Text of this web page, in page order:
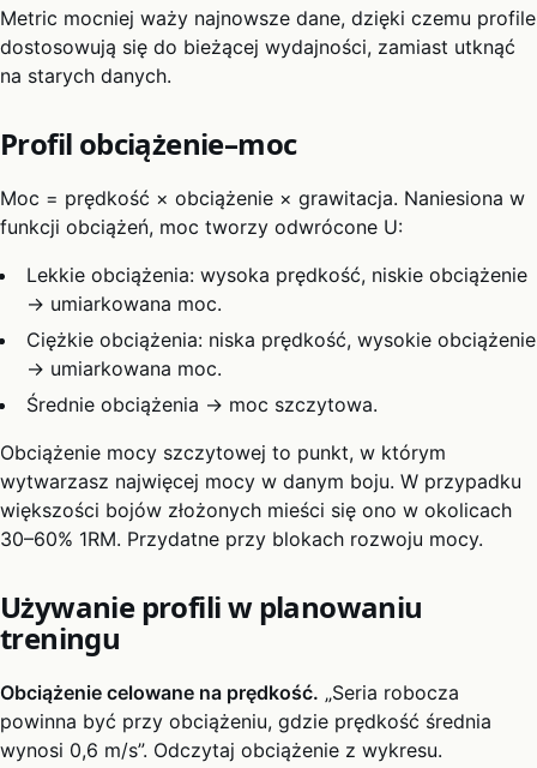
Metric mocniej waży najnowsze dane, dzięki czemu profile
dostosowują się do bieżącej wydajności, zamiast utknąć
na starych danych.
Profil obciążenie–moc
Moc = prędkość × obciążenie × grawitacja. Naniesiona w
funkcji obciążeń, moc tworzy odwrócone U:
Lekkie obciążenia: wysoka prędkość, niskie obciążenie
→ umiarkowana moc.
Ciężkie obciążenia: niska prędkość, wysokie obciążenie
→ umiarkowana moc.
Średnie obciążenia → moc szczytowa.
Obciążenie mocy szczytowej to punkt, w którym
wytwarzasz najwięcej mocy w danym boju. W przypadku
większości bojów złożonych mieści się ono w okolicach
30–60% 1RM. Przydatne przy blokach rozwoju mocy.
Używanie profili w planowaniu
treningu
Obciążenie celowane na prędkość. „Seria robocza
powinna być przy obciążeniu, gdzie prędkość średnia
wynosi 0,6 m/s”. Odczytaj obciążenie z wykresu.